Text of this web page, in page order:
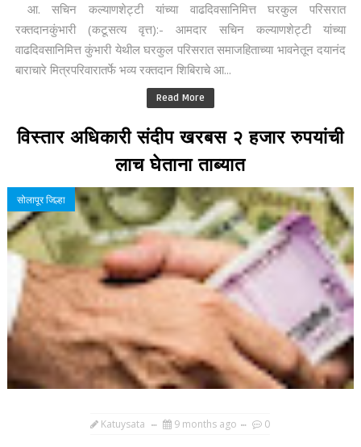
आ. सचिन कल्याणशेट्टी यांच्या वाढदिवसानिमित्त घरकुल परिसरात
रक्तदानकुंभारी (कटूसत्य वृत्त):- आमदार सचिन कल्याणशेट्टी यांच्या
वाढदिवसानिमित्त कुंभारी येथील घरकुल परिसरात समाजहिताच्या भावनेतून दयानंद
बाराचारे मित्रपरिवारातर्फे भव्य रक्तदान शिबिराचे आ...
Read More
विस्तार अधिकारी संदीप खरबस २ हजार रुपयांची
लाच घेताना ताब्यात
सोलापूर जिल्हा
Katuysata 9 months ago 0